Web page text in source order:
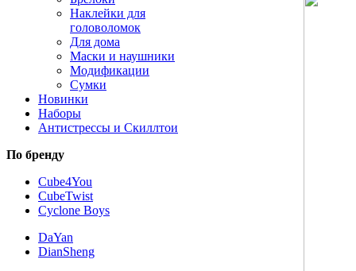
Наклейки для
головоломок
Для дома
Маски и наушники
Модификации
Сумки
Новинки
Наборы
Антистрессы и Скиллтои
По бренду
Cube4You
CubeTwist
Cyclone Boys
DaYan
DianSheng